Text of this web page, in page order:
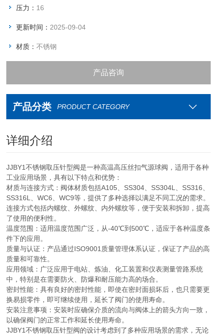
压力： 16
更新时间： 2025-09-04
材质：不锈钢
产品咨询
资料下载
联系我们
产品分类 PRODUCT CATEGORY
详细介绍
JJBY1不锈钢取压针型阀是一种高温高压丝扣气源球阀，适用于各种
工业应用场景，具有以下特点和优势：
材质与连接方式：阀体材质包括A105、SS304、SS304L、SS316、
SS316L、WC6、WC9等，提供了多种选择以满足不同工况的需求。
连接方式包括内螺纹、外螺纹、内外螺纹等，便于安装和拆卸，提高
了使用的便利性。
温度范围：适用温度范围广泛，从-40℃到500℃，适应于各种温度条
件下的应用。
质量与认证：产品通过ISO9001质量管理体系认证，保证了产品的高
质量和可靠性。
应用领域：广泛应用于电站、炼油、化工装置和仪表测量管路系统
中，特别是在需要防火、防爆和耐压能力高的场合。
密封性能：具有良好的密封性能，即使在密封面损坏后，也只需要更
换易损零件，即可继续使用，延长了阀门的使用寿命。
安装注意事项：安装时应确保介质的流向与阀体上的箭头方向一致，
以确保阀门的正常工作和延长使用寿命。
JJBY1不锈钢取压针型阀的设计考虑到了多种应用场景的需求，无论